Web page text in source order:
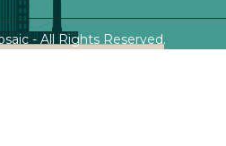
- All Rights Reserved.